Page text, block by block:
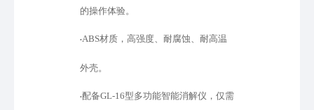
的操作体验。
•ABS材质，高强度、耐腐蚀、耐高温
外壳。
•配备GL-16型多功能智能消解仪，仅需